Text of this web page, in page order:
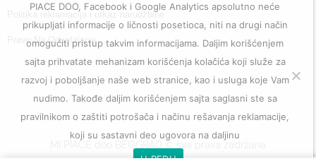
Politika reklamacija i otkaz narudžbine
Pravo Na Odustajanje
PIACE DOO, Facebook i Google Analytics apsolutno neće
prikupljati informacije o ličnosti posetioca, niti na drugi način
omogućiti pristup takvim informacijama. Daljim korišćenjem
sajta prihvatate mehanizam korišćenja kolačića koji služe za
razvoj i poboljšanje naše web stranice, kao i usluga koje Vam
nudimo. Takođe daljim korišćenjem sajta saglasni ste sa
pravilnikom o zaštiti potrošača i načinu rešavanja reklamacije,
koji su sastavni deo ugovora na daljinu
U REDU